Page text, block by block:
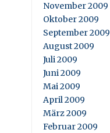
November 2009
Oktober 2009
September 2009
August 2009
Juli 2009
Juni 2009
Mai 2009
April 2009
März 2009
Februar 2009